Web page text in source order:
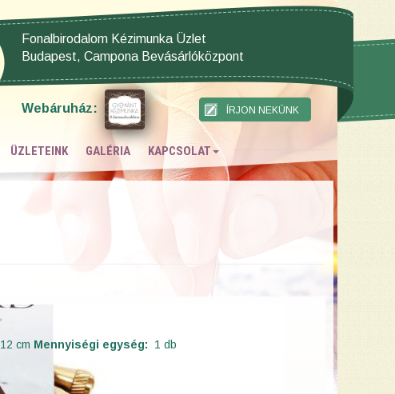
Fonalbirodalom Kézimunka Üzlet
Budapest, Campona Bevásárlóközpont
Webáruház:
ÜZLETEINK GALÉRIA KAPCSOLAT
12 cm Mennyiségi egység: 1 db